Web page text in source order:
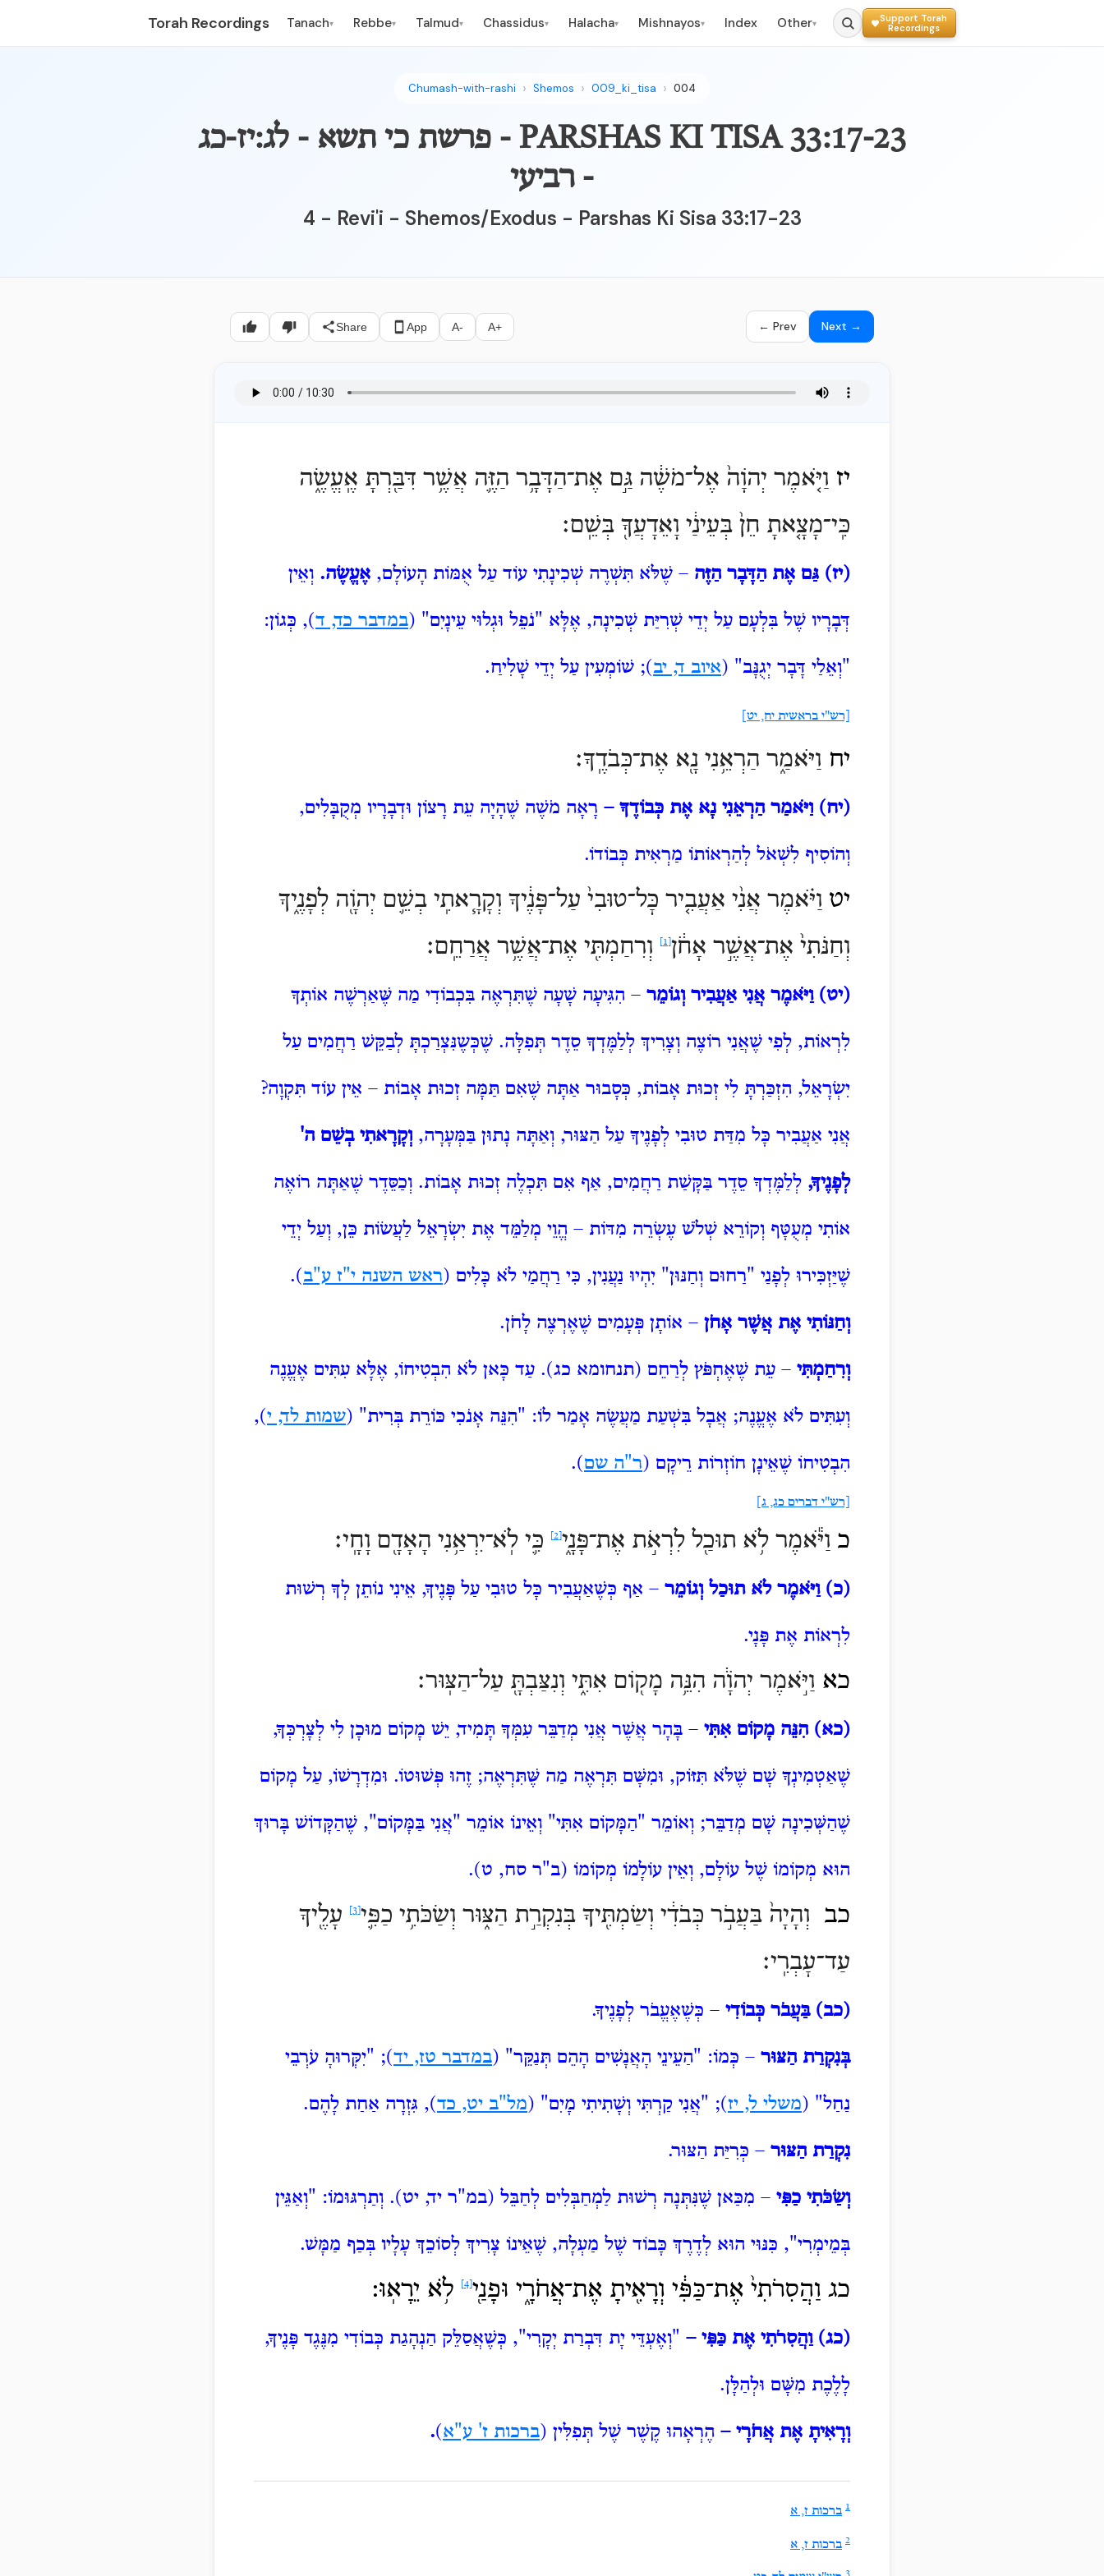
Torah Recordings Tanach▾ Rebbe▾ Talmud▾ Chassidus▾ Halacha▾ Mishnayos▾ Index Other▾
Support Torah
Recordings
Chumash-with-rashi Shemos 009_ki_tisa 004
PARSHAS KI TISA 33:17-23 - פרשת כי תשא - לג:יז-כג
- רביעי
4 - Revi'i - Shemos/Exodus - Parshas Ki Sisa 33:17-23
Share App A- A+ ← Prev Next →
יז וַיֹּ֤אמֶר יְהֹוָה֙ אֶל־מֹשֶׁ֔ה גַּ֣ם אֶת־הַדָּבָ֥ר הַזֶּ֛ה אֲשֶׁ֥ר דִּבַּ֖רְתָּ אֶֽעֱשֶׂ֑ה
כִּֽי־מָצָ֤אתָ חֵן֙ בְּעֵינַ֔י וָאֵדָעֲךָ֖ בְּשֵֽׁם׃
(יז) גַּם אֶת הַדָּבָר הַזֶּה – שֶׁלֹּא תִּשְׁרֶה שְׁכִינָתִי עוֹד עַל אֻמּוֹת הָעוֹלָם, אֶעֱשֶׂה. וְאֵין
דְּבָרָיו שֶׁל בִּלְעָם עַל יְדֵי שְׁרִיַּת שְׁכִינָה, אֶלָּא "נֹפֵל וּגְלוּי עֵינָיִם" (במדבר כד, ד), כְּגוֹן:
"וְאֵלַי דָּבָר יְגֻנָּב" (איוב ד, יב); שׁוֹמְעִין עַל יְדֵי שָׁלִיחַ.
[רש"י בראשית יח, יט]
יח וַיֹּאמַ֑ר הַרְאֵ֥נִי נָ֖א אֶת־כְּבֹדֶֽךָ׃
(יח) וַיֹּאמַר הַרְאֵנִי נָא אֶת כְּבוֹדֶךָ – רָאָה מֹשֶׁה שֶׁהָיָה עֵת רָצוֹן וּדְבָרָיו מְקֻבָּלִים,
וְהוֹסִיף לִשְׁאֹל לְהַרְאוֹתוֹ מַרְאִית כְּבוֹדוֹ.
יט וַיֹּ֗אמֶר אֲנִ֨י אַעֲבִ֤יר כׇּל־טוּבִי֙ עַל־פָּנֶ֔יךָ וְקָרָ֧אתִֽי בְשֵׁ֛ם יְהֹוָ֖ה לְפָנֶ֑יךָ
וְחַנֹּתִי֙ אֶת־אֲשֶׁ֣ר אָחֹ֔ן וְרִחַמְתִּ֖י אֶת־אֲשֶׁ֥ר אֲרַחֵֽם׃
(יט) וַיֹּאמֶר אֲנִי אַעֲבִיר וְגוֹמֵר – הִגִּיעָה שָׁעָה שֶׁתִּרְאֶה בִּכְבוֹדִי מַה שֶּׁאַרְשֶׁה אוֹתְךָ
לִרְאוֹת, לְפִי שֶׁאֲנִי רוֹצֶה וְצָרִיךְ לְלַמֶּדְךָ סֵדֶר תְּפִלָּה. שֶׁכְּשֶנִּצְרַכְתָּ לְבַקֵּשׁ רַחֲמִים עַל
יִשְׂרָאֵל, הִזְכַּרְתָּ לִי זְכוּת אָבוֹת, כְּסָבוּר אַתָּה שֶׁאִם תַּמָּה זְכוּת אָבוֹת – אֵין עוֹד תִּקְוָה?
אֲנִי אַעֲבִיר כָּל מִדַּת טוּבִי לְפָנֶיךָ עַל הַצּוּר, וְאַתָּה נָתוּן בַּמְּעָרָה, וְקָרָאתִי בְשֵׁם ה'
לְפָנֶיךָ, לְלַמֶּדְךָ סֵדֶר בַּקָּשַׁת רַחֲמִים, אַף אִם תִּכְלֶה זְכוּת אָבוֹת. וְכַסֵּדֶר שֶׁאַתָּה רוֹאֶה
אוֹתִי מְעֻטָּף וְקוֹרֵא שְׁלֹשׁ עֶשְׂרֵה מִדּוֹת – הֱוֵי מְלַמֵּד אֶת יִשְׂרָאֵל לַעֲשׂוֹת כֵּן, וְעַל יְדֵי
שֶׁיַּזְכִּירוּ לְפָנַי "רַחוּם וְחַנּוּן" יִהְיוּ נַעֲנִין, כִּי רַחֲמַי לֹא כָּלִים (ראש השנה י"ז ע"ב).
וְחַנּוֹתִי אֶת אֲשֶׁר אָחֹן – אוֹתָן פְּעָמִים שֶׁאֶרְצֶה לָחֹן.
וְרִחַמְתִּי – עֵת שֶׁאֶחְפֹּץ לְרַחֵם (תנחומא כג). עַד כָּאן לֹא הִבְטִיחוֹ, אֶלָּא עִתִּים אֶעֱנֶה
וְעִתִּים לֹא אֶעֱנֶה; אֲבָל בִּשְׁעַת מַעֲשֶׂה אָמַר לוֹ: "הִנֵּה אָנֹכִי כּוֹרֵת בְּרִית" (שמות לד, י),
הִבְטִיחוֹ שֶׁאֵינָן חוֹזְרוֹת רֵיקָם (ר"ה שם).
[רש"י דברים כג, ג]
כ וַיֹּ֕אמֶר לֹ֥א תוּכַ֖ל לִרְאֹ֣ת אֶת־פָּנָ֑י כִּ֛י לֹֽא־יִרְאַ֥נִי הָאָדָ֖ם וָחָֽי׃
(כ)וַיֹּאמֶר לֹא תוּכַל וְגוֹמֵר – אַף כְּשֶׁאַעֲבִיר כָּל טוּבִי עַל פָּנֶיךָ, אֵינִי נוֹתֵן לְךָ רְשׁוּת
לִרְאוֹת אֶת פָּנָי.
כא וַיֹּ֣אמֶר יְהֹוָ֔ה הִנֵּ֥ה מָק֖וֹם אִתִּ֑י וְנִצַּבְתָּ֖ עַל־הַצּֽוּר׃
(כא) הִנֵּה מָקוֹם אִתִּי – בָּהָר אֲשֶׁר אֲנִי מְדַבֵּר עִמְּךָ תָּמִיד, יֵשׁ מָקוֹם מוּכָן לִי לְצָרְכְּךָ,
שֶׁאַטְמִינְךָ שָׁם שֶׁלֹּא תִּזּוֹק, וּמִשָּׁם תִּרְאֶה מַה שֶּׁתִּרְאֶה; זֶהוּ פְּשׁוּטוֹ. וּמִדְרָשׁוֹ, עַל מָקוֹם
שֶׁהַשְּׁכִינָה שָׁם מְדַבֵּר; וְאוֹמֵר "הַמָּקוֹם אִתִּי" וְאֵינוֹ אוֹמֵר "אֲנִי בַּמָּקוֹם", שֶׁהַקָּדוֹשׁ בָּרוּךְ
הוּא מְקוֹמוֹ שֶׁל עוֹלָם, וְאֵין עוֹלָמוֹ מְקוֹמוֹ (ב"ר סח, ט).
כב וְהָיָה֙ בַּעֲבֹ֣ר כְּבֹדִ֔י וְשַׂמְתִּ֖יךָ בְּנִקְרַ֣ת הַצּ֑וּר וְשַׂכֹּתִ֥י כַפִּ֛י
עָלֶ֖יךָ
עַד־עׇבְרִֽי׃
(כב)בַּעֲבֹר כְּבוֹדִי – כְּשֶׁאֶעֱבֹר לְפָנֶיךָ.
בְּנִקְרַת הַצּוּר – כְּמוֹ: "הַעֵינֵי הָאֲנָשִׁים הָהֵם תְּנַקֵּר" (במדבר טז, יד); "יִקְּרוּהָ עֹרְבֵי
נַחַל" (משלי ל, יז); "אֲנִי קַרְתִּי וְשָׁתִיתִי מָיִם" (מל"ב יט, כד), גִּזְרָה אַחַת לָהֶם.
נִקְרַת הַצּוּר – כְּרִיַּת הַצּוּר.
וְשַׂכֹּתִי כַפִּי – מִכַּאן שֶׁנִּתְּנָה רְשׁוּת לַמְחַבְּלִים לְחַבֵּל (במ"ר יד, יט). וְתַרְגּוּמוֹ: "וְאַגֵּין
בְּמֵימְרִי", כִּנּוּי הוּא לְדֶרֶךְ כָּבוֹד שֶׁל מַעְלָה, שֶׁאֵינוֹ צָרִיךְ לְסוֹכֵךְ עָלָיו בְּכַף מַמָּשׁ.
כג וַהֲסִרֹתִי֙ אֶת־כַּפִּ֔י וְרָאִ֖יתָ אֶת־אֲחֹרָ֑י וּפָנַ֖י לֹ֥א יֵרָאֽוּ:
(כג)וַהֲסִרֹתִי אֶת כַּפִּי – "וְאֶעְדֵּי יָת דִּבְרַת יְקָרִי", כְּשֶׁאֲסַלֵּק הַנְהָגַת כְּבוֹדִי מִנֶּגֶד פָּנֶיךָ,
לָלֶכֶת מִשָּׁם וּלְהַלָּן.
וְרָאִיתָ אֶת אֲחֹרָי – הֶרְאָהוּ קֶשֶׁר שֶׁל תְּפִלִּין (ברכות ז' ע"א)
.
1 ברכות ז, א
2 ברכות ז, א
3